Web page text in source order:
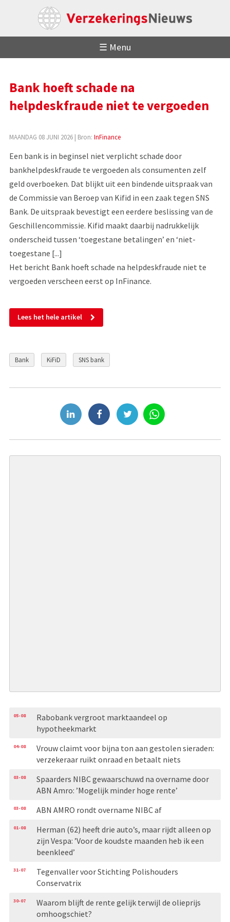
☰ Menu
Bank hoeft schade na
helpdeskfraude niet te vergoeden
MAANDAG 08 JUNI 2026| Bron: InFinance
Een bank is in beginsel niet verplicht schade door
bankhelpdeskfraude te vergoeden als consumenten zelf
geld overboeken. Dat blijkt uit een bindende uitspraak van
de Commissie van Beroep van Kifid in een zaak tegen SNS
Bank. De uitspraak bevestigt een eerdere beslissing van de
Geschillencommissie. Kifid maakt daarbij nadrukkelijk
onderscheid tussen ‘toegestane betalingen’ en ‘niet-
toegestane [...]
Het bericht Bank hoeft schade na helpdeskfraude niet te
vergoeden verscheen eerst op InFinance.
Lees het hele artikel
Bank KiFiD SNS bank
05-08
Rabobank vergroot marktaandeel op
hypotheekmarkt
04-08
Vrouw claimt voor bijna ton aan gestolen sieraden:
verzekeraar ruikt onraad en betaalt niets
03-08
Spaarders NIBC gewaarschuwd na overname door
ABN Amro: ’Mogelijk minder hoge rente’
03-08 ABN AMRO rondt overname NIBC af
01-08
Herman (62) heeft drie auto’s, maar rijdt alleen op
zijn Vespa: ’Voor de koudste maanden heb ik een
beenkleed’
31-07
Tegenvaller voor Stichting Polishouders
Conservatrix
30-07
Waarom blijft de rente gelijk terwijl de olieprijs
omhoogschiet?